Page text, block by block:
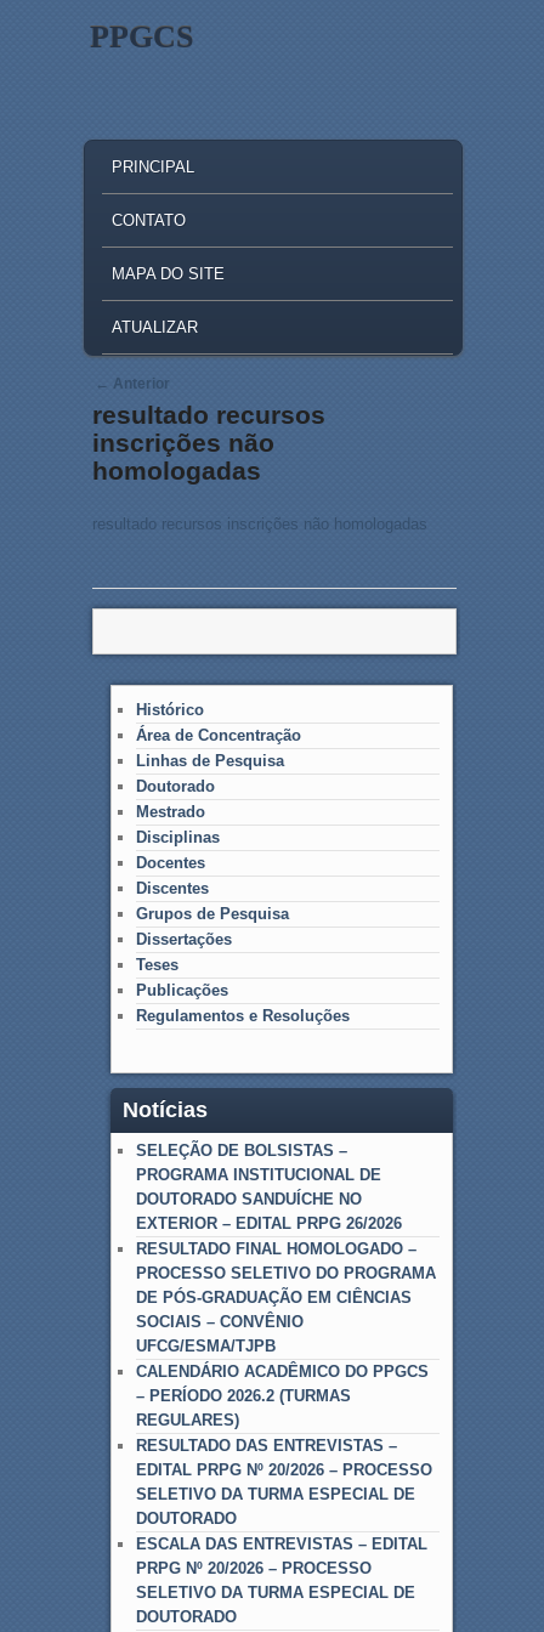
PPGCS
SKIP TO PRIMARY CONTENT
SKIP TO SECONDARY CONTENT
PRINCIPAL
CONTATO
MAPA DO SITE
ATUALIZAR
Post navigation
← Anterior
resultado recursos
inscrições não
homologadas
resultado recursos inscrições não homologadas
Histórico
Área de Concentração
Linhas de Pesquisa
Doutorado
Mestrado
Disciplinas
Docentes
Discentes
Grupos de Pesquisa
Dissertações
Teses
Publicações
Regulamentos e Resoluções
Notícias
SELEÇÃO DE BOLSISTAS –
PROGRAMA INSTITUCIONAL DE
DOUTORADO SANDUÍCHE NO
EXTERIOR – EDITAL PRPG 26/2026
RESULTADO FINAL HOMOLOGADO –
PROCESSO SELETIVO DO PROGRAMA
DE PÓS-GRADUAÇÃO EM CIÊNCIAS
SOCIAIS – CONVÊNIO
UFCG/ESMA/TJPB
CALENDÁRIO ACADÊMICO DO PPGCS
– PERÍODO 2026.2 (TURMAS
REGULARES)
RESULTADO DAS ENTREVISTAS –
EDITAL PRPG Nº 20/2026 – PROCESSO
SELETIVO DA TURMA ESPECIAL DE
DOUTORADO
ESCALA DAS ENTREVISTAS – EDITAL
PRPG Nº 20/2026 – PROCESSO
SELETIVO DA TURMA ESPECIAL DE
DOUTORADO